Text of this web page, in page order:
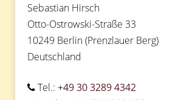
Sebastian Hirsch
Otto-Ostrowski-Straße 33
10249 Berlin (Prenzlauer Berg)
Deutschland
Tel.: +49 30 3289 4342